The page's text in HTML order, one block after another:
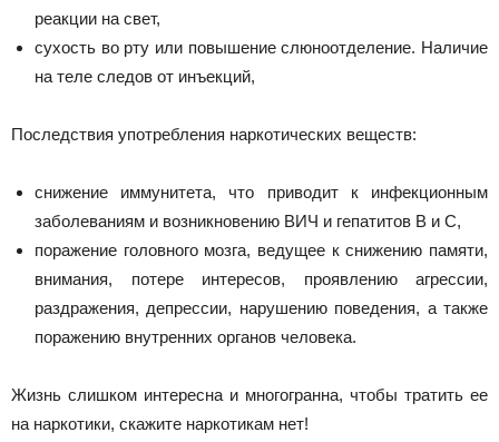
реакции на свет,
сухость во рту или повышение слюноотделение. Наличие
на теле следов от инъекций,
Последствия употребления наркотических веществ:
снижение иммунитета, что приводит к инфекционным
заболеваниям и возникновению ВИЧ и гепатитов В и С,
поражение головного мозга, ведущее к снижению памяти,
внимания, потере интересов, проявлению агрессии,
раздражения, депрессии, нарушению поведения, а также
поражению внутренних органов человека.
Жизнь слишком интересна и многогранна, чтобы тратить ее
на наркотики, скажите наркотикам нет!